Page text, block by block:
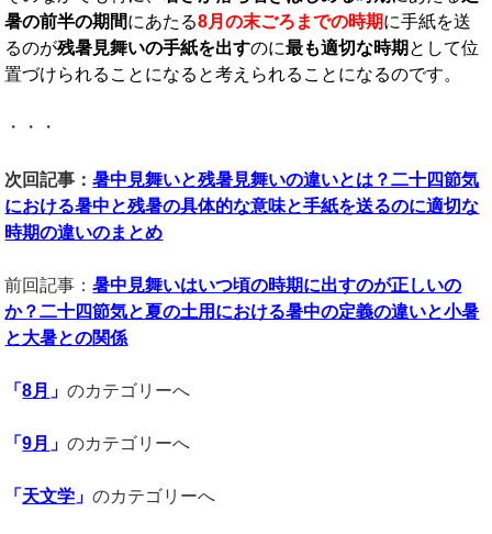
暑の前半の期間にあたる8月の末ごろまでの時期に手紙を送
るのが残暑見舞いの手紙を出すのに最も適切な時期 として位
置づけられることになると考えられることになるのです。
・・・
次回記事：暑中見舞いと残暑見舞いの違いとは？二十四節気
における暑中と残暑の具体的な意味と手紙を送るのに適切な
時期の違いのまとめ
前回記事：暑中見舞いはいつ頃の時期に出すのが正しいの
か？二十四節気と夏の土用における暑中の定義の違いと小暑
と大暑との関係
「8月 」のカテゴリーへ
「9月 」のカテゴリーへ
「 天文学 」のカテゴリーへ